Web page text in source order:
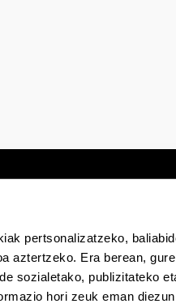
pertsonalizatzeko,
aztertzeko. Era berean,
sozialetako, publizitateko
hori zeuk eman
elektronikoa
EHU Tiktok-en